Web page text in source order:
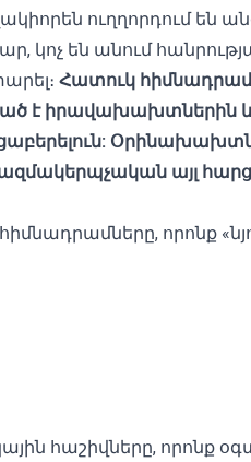
ուղղորդում են
կոչ են անում
Հատուկ
է իրավախախտներին
այլ
որոնք
հաշիվները, որոնք